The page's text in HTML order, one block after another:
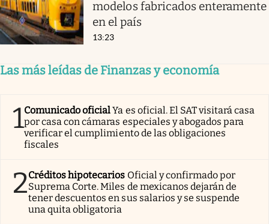
modelos fabricados enteramente
en el país
13:23
Las más leídas de Finanzas y economía
1Comunicado oficialYa es oficial. El SAT visitará casa
por casa con cámaras especiales y abogados para
verificar el cumplimiento de las obligaciones
fiscales
2Créditos hipotecarios Oficial y confirmado por
Suprema Corte. Miles de mexicanos dejarán de
tener descuentos en sus salarios y se suspende
una quita obligatoria